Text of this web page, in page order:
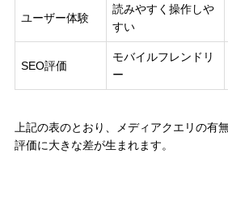
ユーザー体験
読みやすく操作しや
すい
SEO評価
モバイルフレンドリ
ー
上記の表のとおり、メディアクエリの有
評価に大きな差が生まれます。